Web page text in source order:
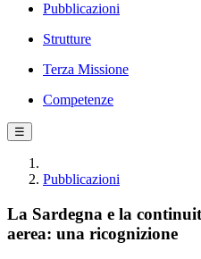
Pubblicazioni
Strutture
Terza Missione
Competenze
☰
Pubblicazioni
La Sardegna e la
aerea: una ricognizione